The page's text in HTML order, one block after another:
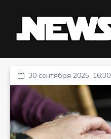
30 сентября 2025, 16:30